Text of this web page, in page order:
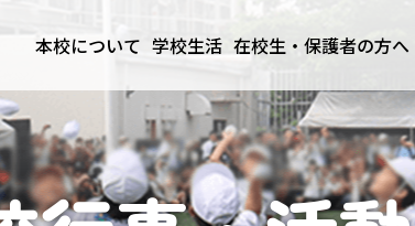
本校について 学校生活 在校生・保護者の方へ